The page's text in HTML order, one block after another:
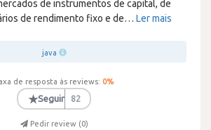
de instrumentos de capital, de
de rendimento fixo e de… Ler mais
java
de resposta às reviews: 0%
★Seguir 82
Pedir review (0)